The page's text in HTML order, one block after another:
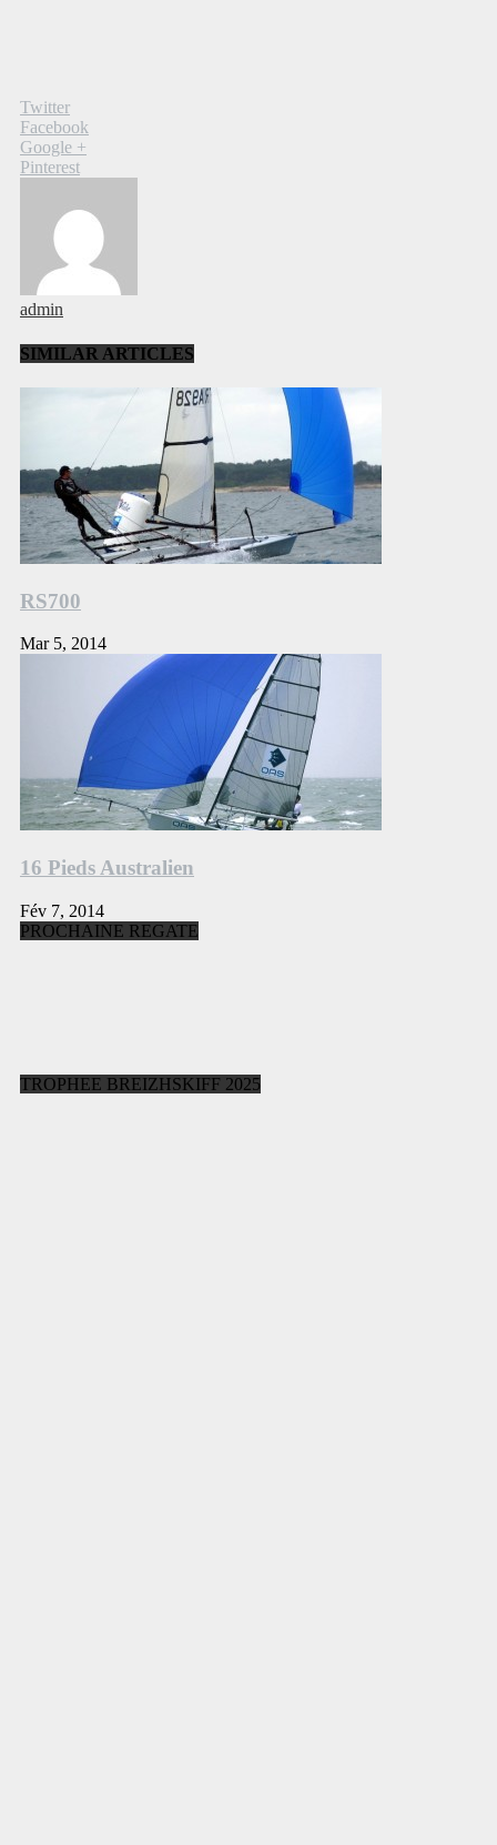
Twitter
Facebook
Google +
Pinterest
admin
SIMILAR ARTICLES
RS700
Mar 5, 2014
16 Pieds Australien
Fév 7, 2014
PROCHAINE REGATE
TROPHEE BREIZHSKIFF 2025